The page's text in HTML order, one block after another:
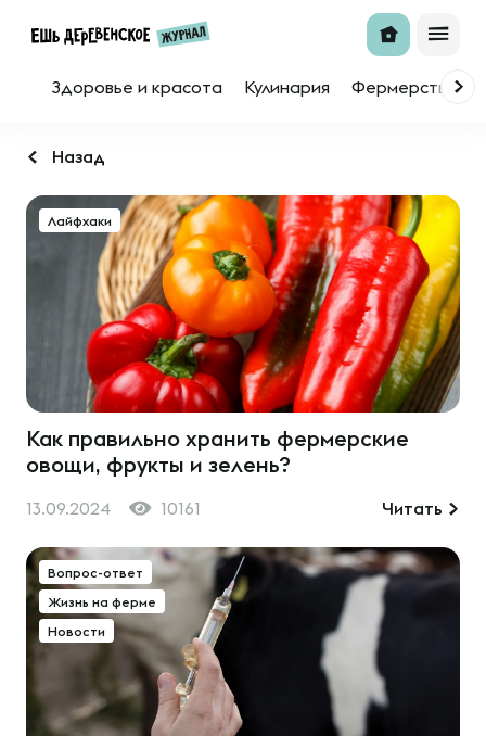
Здоровье и красота Кулинария Фермерство
Назад
Лайфхаки
Как правильно хранить фермерские
овощи, фрукты и зелень?
13.09.2024 10161 Читать
Вопрос-ответ
Жизнь на ферме
Новости